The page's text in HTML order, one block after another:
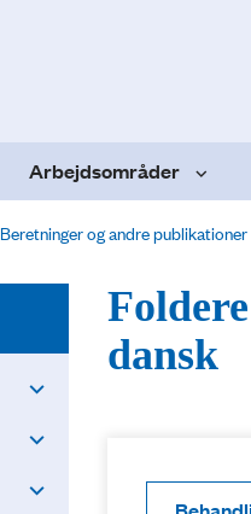
Arbejdsområder
Beretninger og andre publikationer
dansk